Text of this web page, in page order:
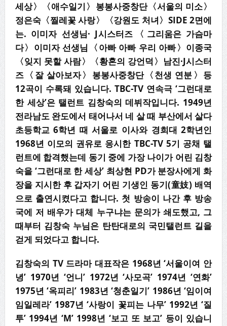
세상〉〈애수일기 〉 봉봉사중창단〈서울의 미소〉
정은숙〈찔레꽃 사랑〉〈강원도 처녀〉 SIDE 2면에
는. 이미자 선생님· J시스터즈〈 그리움은 가슴마
다〉 이미자 선생님 〈아빠 아빠 우리 아빠〉 이종국
〈잊지 못할 사람〉〈황혼의 강언덕 〉 남진·J시스터
즈〈 잘 살아보자〉 봉봉사중창단〈천생 연분 〉 등
12곡이 수록돼 있습니다. TBC-TV 연속극‘그런대로
한 세상’은 탤런트 김창숙의 데뷔작입니다. 1949년
전라남도 완도에서 태어나서 네 살 때 부산에서 살다
초등학교6학년 때 서울로 이사와 경희대2학년인
1968년 이모의 권유로 응시한 TBC-TV 5기 공채 탤
런트에 합격했는데 동기 중에 가장 나이가 어린 김창
숙을 ‘그런대로 한 세상’ 최상현 PD가 분장사에게 화
장을 지시한 후 갑자기 어린 기생인 동기(童妓) 배역
으로 출연시켰다고 합니다. 첫 방송이 나간 후 방송
국에 저 배우가 대체 누구냐는 문의가 쇄도했고, 그
때부터 김창숙 누님은 탄탄대로의 국민탤런트 길을
걷게 되었다고 합니다.
김창숙의 TV 드라마 대표작은 1968년‘서울이여 안
녕’ 1970년 ‘언니’ 1972년‘사모곡’ 1974년‘연화’
1975년‘옥피리’ 1983년‘청춘일기’ 1986년‘임이여
임일레라’ 1987년‘사랑이 꽃피는 나무’ 1992년‘질
투’ 1994년 ‘M’ 1998년 ‘보고 또 보고’ 등이 있습니